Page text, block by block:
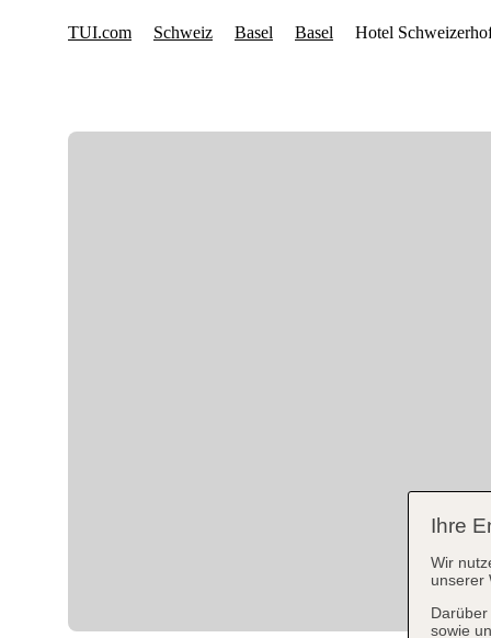
Ihre
Wir
unserer
sowie